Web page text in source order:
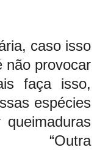
caso isso
não provocar
faça isso,
espécies
“Outra